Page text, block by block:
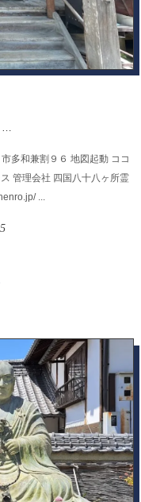
和兼割９６ 地図起動 ココ
管理会社 四国八十八ヶ所霊
...